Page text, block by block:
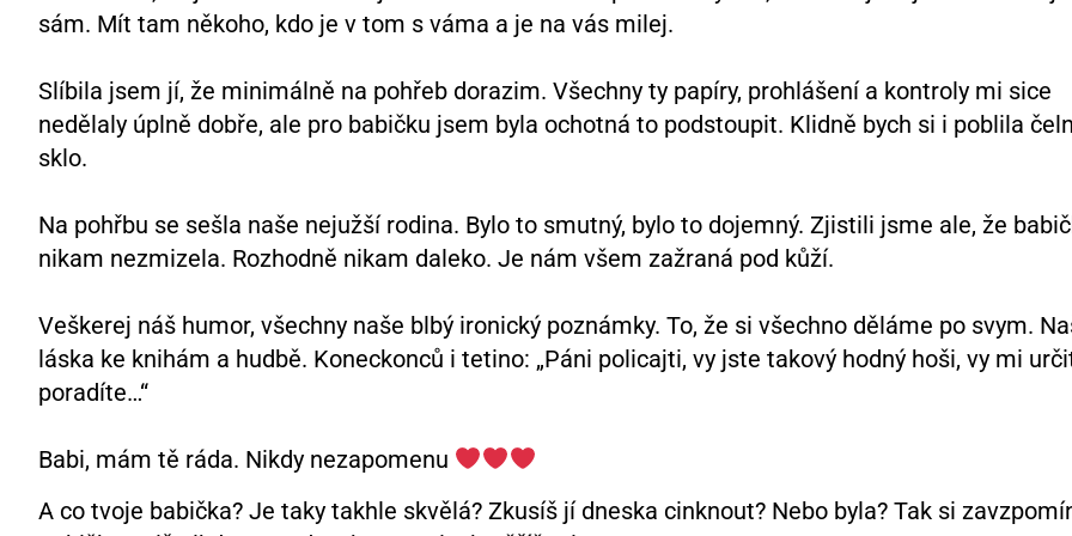
sám. Mít tam někoho, kdo je v tom s váma a je na vás milej.
Slíbila jsem jí, že minimálně na pohřeb dorazim. Všechny ty papíry, prohlášení a kontroly mi sice
nedělaly úplně dobře, ale pro babičku jsem byla ochotná to podstoupit. Klidně bych si i poblila
sklo.
Na pohřbu se sešla naše nejužší rodina. Bylo to smutný, bylo to dojemný. Zjistili jsme ale, že
nikam nezmizela. Rozhodně nikam daleko. Je nám všem zažraná pod kůží.
Veškerej náš humor, všechny naše blbý ironický poznámky. To, že si všechno děláme po svym.
láska ke knihám a hudbě. Koneckonců i tetino: „Páni policajti, vy jste takový hodný hoši, vy mi
poradíte…“
Babi, mám tě ráda. Nikdy nezapomenu
A co tvoje babička? Je taky takhle skvělá? Zkusíš jí dneska cinknout? Nebo byla? Tak si